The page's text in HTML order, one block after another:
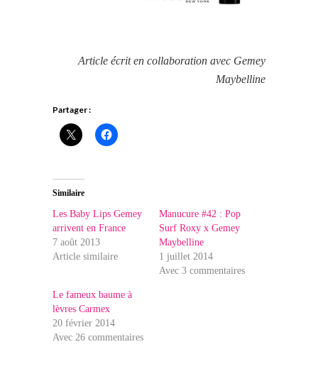
Article écrit en collaboration avec Gemey
Maybelline
Partager :
Similaire
Les Baby Lips Gemey
arrivent en France
7 août 2013
Article similaire
Manucure #42 : Pop
Surf Roxy x Gemey
Maybelline
1 juillet 2014
Avec 3 commentaires
Le fameux baume à
lèvres Carmex
20 février 2014
Avec 26 commentaires